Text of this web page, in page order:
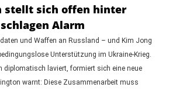
stellt sich offen hinter
Alarm
und Waffen an Russland – und Kim Jong
Unterstützung im Ukraine-Krieg.
diplomatisch laviert, formiert sich eine neue
warnt: Diese Zusammenarbeit muss